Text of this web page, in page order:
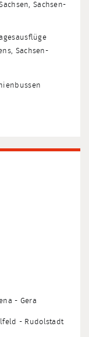
Sachsen-
Sachsen-
- Gera
- Rudolstadt